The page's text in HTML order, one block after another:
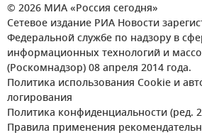
© 2026 МИА «Россия сегодня»
Сетевое издание РИА Новости
Федеральной службе по надзору в
информационных технологий и
(Роскомнадзор) 08 апреля 2014 года.
Политика использования Cookie и
логирования
Политика конфиденциальности (ред.
Правила применения